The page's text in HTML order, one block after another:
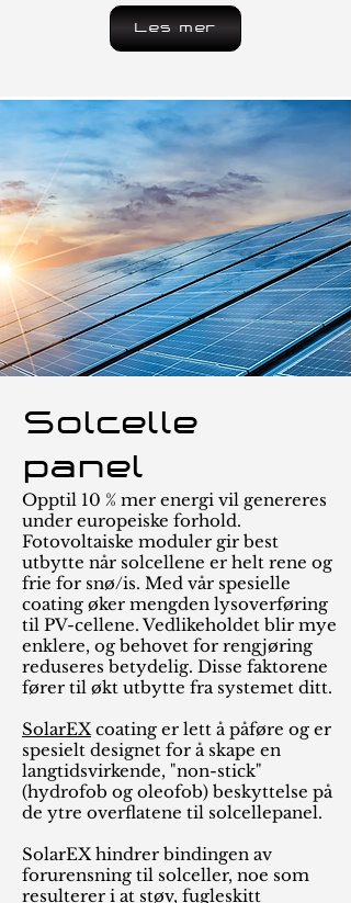
Les mer
Solcelle
panel
Opptil 10 % mer energi vil genereres
under europeiske forhold.
Fotovoltaiske moduler gir best
utbytte når solcellene er helt rene og
frie for snø/is. Med vår spesielle
coating øker mengden lysoverføring
til PV-cellene. Vedlikeholdet blir mye
enklere, og behovet for rengjøring
reduseres betydelig. Disse faktorene
fører til økt utbytte fra systemet ditt.
SolarEXcoating er lett å påføre og er
spesielt designet for å skape en
langtidsvirkende, "non-stick"
(hydrofob og oleofob) beskyttelse på
de ytre overflatene til solcellepanel.
SolarEX hindrer bindingen av
forurensning til solceller, noe som
resulterer i at støv, fugleskitt